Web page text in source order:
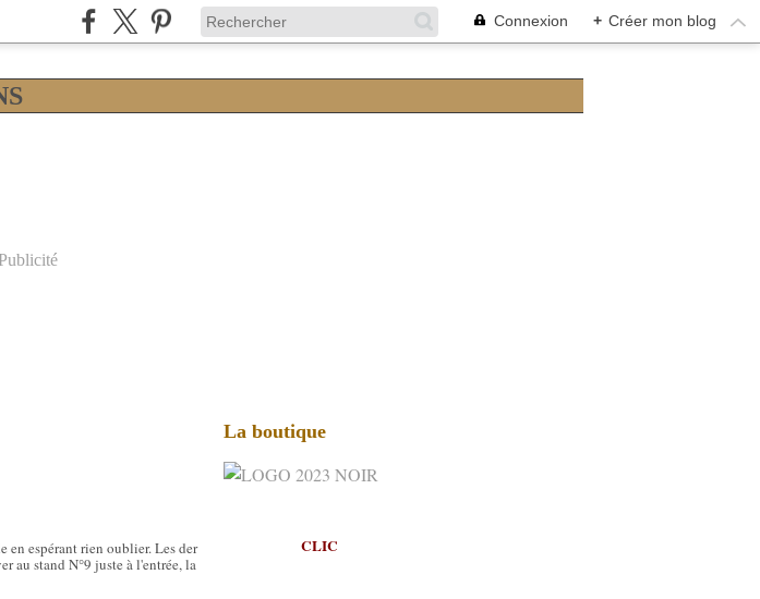
Connexion + Créer mon blog
Publicité
espérant rien oublier. Les der
au stand N°9 juste à l'entrée, la
La boutique
CLIC